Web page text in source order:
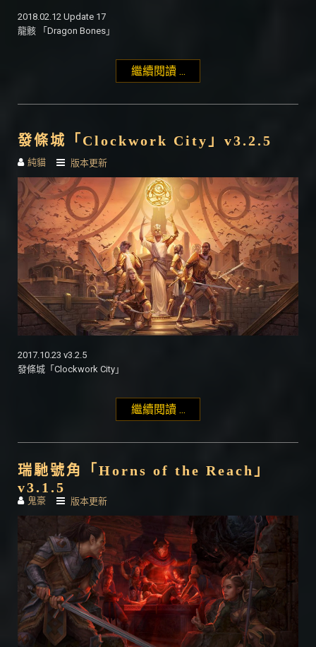
2018.02.12 Update 17
龍骸 「Dragon Bones」
繼續閱讀 ...
發條城「Clockwork City」v3.2.5
純貓 版本更新
2017.10.23 v3.2.5
發條城「Clockwork City」
繼續閱讀 ...
瑞馳號角「Horns of the Reach」
v3.1.5
鬼豪 版本更新